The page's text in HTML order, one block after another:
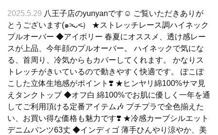
2025.5.29 八王子店のyunyanです☺︎ ご覧いただきありが
とうございます(๑˃̵ᴗ˂̵） ★ストレッチレース調ハイネック
プルオーバー ◆アイボリー 春夏にオススメ、透け感レー
スが上品、今年顔のプルオーバー。 ハイネックで気にな
る、首周り、冷気からもカバーしてくれます。 かなりス
トレッチがきいているので動きやすく快適です。 ぽこぽ
こした立体生地感がポイント❣️ ★ヒンヤリ綿100%サマ見
えタンクトップ ◆オフ白 綿100%でお肌に優しく一年を通
してご利用頂ける定番アイテム🎶 プチプラで全色揃えた
い、お買い得な価格も魅力です❣️ ★冷感カーブシルエット
デニムパンツ63丈 ◆インディゴ 薄手ひんやり涼やか、美